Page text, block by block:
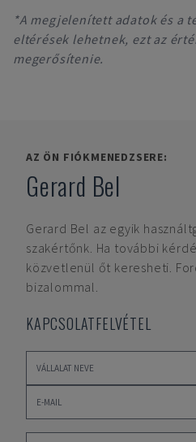
*A megjelenített adatok és a
eltérések lehetnek, ezt az
megerősítenie.
AZ ÖN FIÓKMENEDZSERE:
Gerard Bel
Gerard Bel az egyik
szakértőnk. Ha további
közvetlenül őt keresheti.
bizalommal.
KAPCSOLATFELVÉTEL